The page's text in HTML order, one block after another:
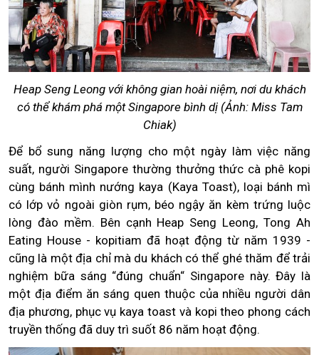
Heap Seng Leong với không gian hoài niệm, nơi du khách
có thể khám phá một Singapore bình dị (Ảnh: Miss Tam
Chiak)
Để bổ sung năng lượng cho một ngày làm việc năng
suất, người Singapore thường thưởng thức cà phê kopi
cùng bánh mình nướng kaya (Kaya Toast), loại bánh mì
có lớp vỏ ngoài giòn rụm, béo ngậy ăn kèm trứng luộc
lòng đào mềm. Bên cạnh Heap Seng Leong, Tong Ah
Eating House - kopitiam đã hoạt động từ năm 1939 -
cũng là một địa chỉ mà du khách có thể ghé thăm để trải
nghiệm bữa sáng “đúng chuẩn“ Singapore này. Đây là
một địa điểm ăn sáng quen thuộc của nhiều người dân
địa phương, phục vụ kaya toast và kopi theo phong cách
truyền thống đã duy trì suốt 86 năm hoạt động.